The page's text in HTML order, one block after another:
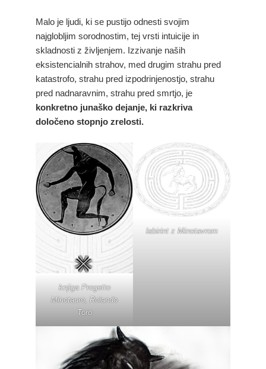
Malo je ljudi, ki se pustijo odnesti svojim
najglobljim sorodnostim, tej vrsti intuicije in
skladnosti z življenjem. Izzivanje naših
eksistencialnih strahov, med drugim strahu pred
katastrofo, strahu pred izpodrinjenostjo, strahu
pred nadnaravnim, strahu pred smrtjo, je
konkretno junaško dejanje, ki razkriva
določeno stopnjo zrelosti.
knjiga Progetto
Minotauro, Rolando
Toro
labirint z Minotavrom